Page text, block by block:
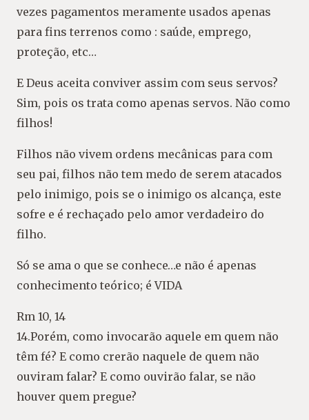
vezes pagamentos meramente usados apenas
para fins terrenos como : saúde, emprego,
proteção, etc…
E Deus aceita conviver assim com seus servos?
Sim, pois os trata como apenas servos. Não como
filhos!
Filhos não vivem ordens mecânicas para com
seu pai, filhos não tem medo de serem atacados
pelo inimigo, pois se o inimigo os alcança, este
sofre e é rechaçado pelo amor verdadeiro do
filho.
Só se ama o que se conhece…e não é apenas
conhecimento teórico; é VIDA
Rm 10, 14
14.Porém, como invocarão aquele em quem não
têm fé? E como crerão naquele de quem não
ouviram falar? E como ouvirão falar, se não
houver quem pregue?